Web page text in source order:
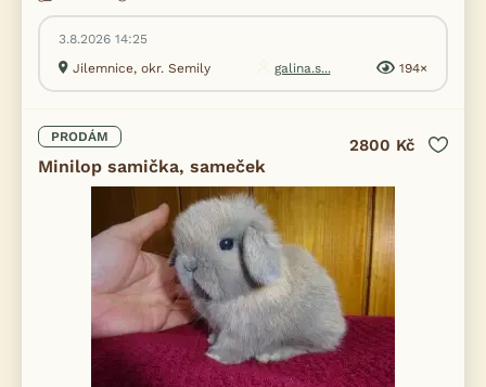
3.8.2026 14:25
Jilemnice, okr. Semily
galina.s... 194×
PRODÁM
Minilop samička, sameček
2800 Kč